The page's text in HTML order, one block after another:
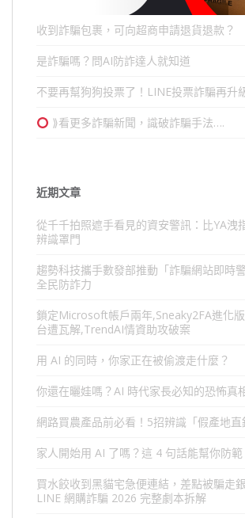
收到詐騙包裹，可向超商申請退貨退款？
是詐騙嗎？問AI防詐達人就知道
不要再幫狗狗投票了！LINE投票詐騙再升
⟫看更多詐騙新聞，識破詐騙手法….
近期文章
從千千拍照遮手看見的資安警訊：比YA洩
辨識罩門
趨勢科技攜手數發部推動「詐騙網站即時
全民防詐力
鎖定Microsoft帳戶兩年,Sneaky2FA進化
台遭瓦解,TrendAI情資助攻破案
用 AI 的同時，你家正在被偷渡走什麼？
你還在曬娃嗎？AI 時代家長必知的恐怖真
網路買農產品前必看！5招辨識「假產地直
家人開始用 AI 了嗎？這 4 句話能幫你防
買水餃收到黑貓宅急便連結，差點被騙
LINE 網購詐騙 2026 完整劇本拆解